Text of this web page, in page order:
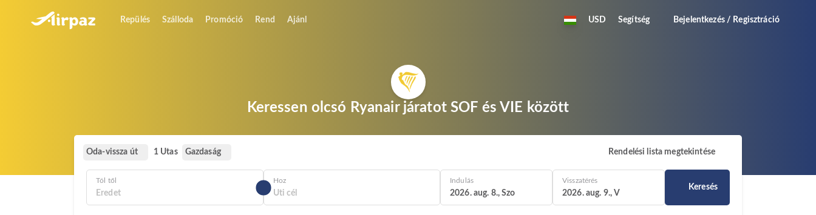
Repülés Szálloda Promóció Rend Ajánl USD Segítség Bejelentkezés / Regisztráció
Keressen olcsó Ryanair járatot SOF és VIE között
Oda-vissza út 1 Utas Gazdaság Rendelési lista megtekintése
Tól től Hoz Indulás
2026. aug. 8., Szo
Visszatérés
2026. aug. 9., V
Keresés